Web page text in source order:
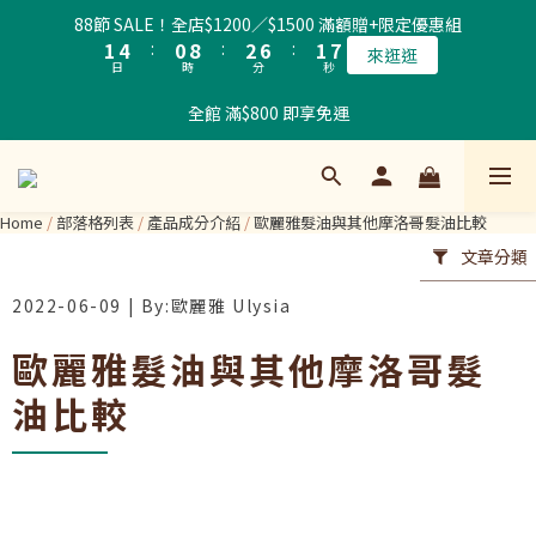
88節 SALE！全店$1200／$1500 滿額贈+限定優惠組
2
1
0
5
4
3
日
:
1
0
9
8
7
6
5
2
1
時
:
3
2
1
0
7
6
5
4
3
0
分
:
2
1
0
7
6
5
4
3
1
0
秒 來逛逛
全館 滿$800 即享免運
Home / 部落格列表 / 產品成分介紹 /歐麗雅髮油與其他摩洛哥髮油比較
文章分類
歐麗雅髮油與其他摩洛哥髮
油比較
2022-06-09